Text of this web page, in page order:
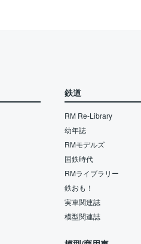
鉄道
RM Re-Library
幼年誌
RMモデルズ
国鉄時代
RMライブラリー
鉄おも！
実車関連誌
模型関連誌